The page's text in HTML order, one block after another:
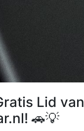
Lid van
🚗💡